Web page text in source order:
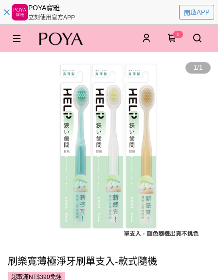
POYA寶雅
立刻使用官方APP
開啟APP
0
1/1
刷樂寬薄極淨牙刷單支入-款式隨機
超取滿NT$390免運